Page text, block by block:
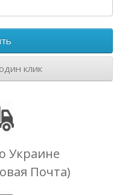
клик
Украине
Почта)